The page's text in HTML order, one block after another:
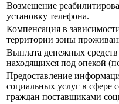
Возмещение
установку телефона.
Компенсация в
территории зоны
Выплата денежных
находящихся под опекой
Предоставление
социальных услуг в сфере
граждан поставщиками